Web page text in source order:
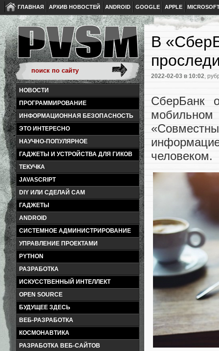
ГЛАВНАЯ АРХИВ НОВОСТЕЙ ANDROID GOOGLE APPLE
НОВОСТИ
ПРОГРАММИРОВАНИЕ
ИНФОРМАЦИОННАЯ БЕЗОПАСНОСТЬ
ЭТО ИНТЕРЕСНО
НАУЧНО-ПОПУЛЯРНОЕ
ГАДЖЕТЫ И УСТРОЙСТВА ДЛЯ ГИКОВ
ТЕКУЧКА
JAVASCRIPT
DIY ИЛИ СДЕЛАЙ САМ
ГАДЖЕТЫ
ANDROID
СИСТЕМНОЕ АДМИНИСТРИРОВАНИЕ
УПРАВЛЕНИЕ ПРОЕКТАМИ
PYTHON
РАЗРАБОТКА
ИСКУССТВЕННЫЙ ИНТЕЛЛЕКТ
OPEN SOURCE
БУДУЩЕЕ ЗДЕСЬ
ВЕБ-РАЗРАБОТКА
КОСМОНАВТИКА
РАЗРАБОТКА ВЕБ-САЙТОВ
В
2022-02-03 в 10:02,
СберБанк
человеком.